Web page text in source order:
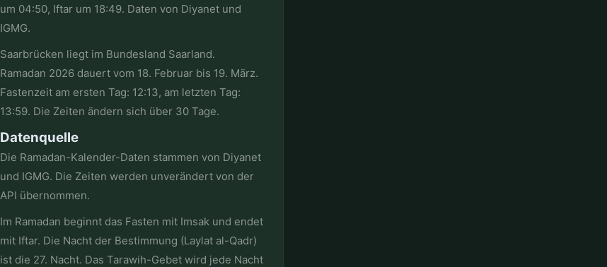
um 04:50, Iftar um 18:49. Daten von Diyanet und
IGMG.
Saarbrücken liegt im Bundesland Saarland.
Ramadan 2026 dauert vom 18. Februar bis 19. März.
Fastenzeit am ersten Tag: 12:13, am letzten Tag:
13:59. Die Zeiten ändern sich über 30 Tage.
Datenquelle
Die Ramadan-Kalender-Daten stammen von Diyanet
und IGMG. Die Zeiten werden unverändert von der
API übernommen.
Im Ramadan beginnt das Fasten mit Imsak und endet
mit Iftar. Die Nacht der Bestimmung (Laylat al-Qadr)
ist die 27. Nacht. Das Tarawih-Gebet wird jede Nacht